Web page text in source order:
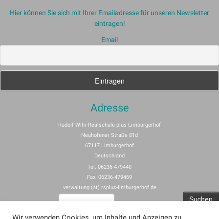
Hier können Sie sich mit Ihrer Emailadresse für unseren Newsletter
eintragen!
Email
Adresse
Rudolf-Wihr-Realschule plus Limburgerhof
Neuhofener Straße 81d
67117 Limburgerhof
Deutschland
Tel. 06236-479440
Fax. 06236-479469
verwaltung (at) rsplus-limburgerhof.de